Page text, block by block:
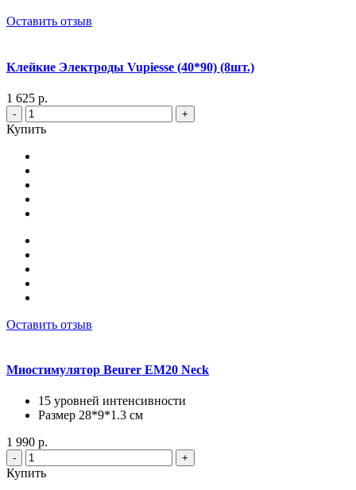
Оставить отзыв
Клейкие Электроды Vupiesse (40*90) (8шт.)
1 625 р.
- +
Купить
Оставить отзыв
Миостимулятор Beurer EM20 Neck
15 уровней интенсивности
Размер 28*9*1.3 cм
1 990 р.
- +
Купить